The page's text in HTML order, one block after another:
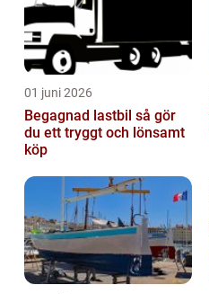
01 juni 2026
Begagnad lastbil så gör
du ett tryggt och lönsamt
köp